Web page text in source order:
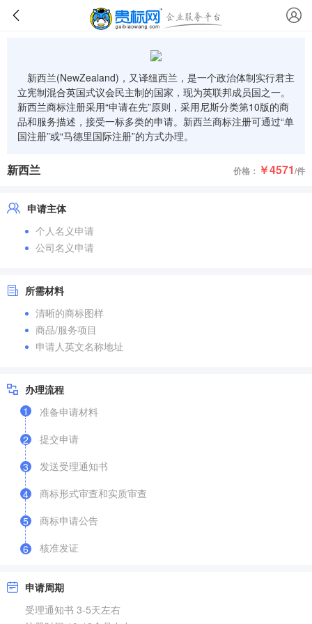
新西兰(NewZealand)，又译纽西兰，是一个政治体制实行君主
立宪制混合英国式议会民主制的国家，现为英联邦成员国之一。
新西兰商标注册采用“申请在先”原则，采用尼斯分类第10版的商
品和服务描述，接受一标多类的申请。新西兰商标注册可通过“单
国注册”或“马德里国际注册”的方式办理。
新西兰 价格： ￥4571/件
申请主体
个人名义申请
公司名义申请
所需材料
清晰的商标图样
商品/服务项目
申请人英文名称地址
办理流程
1
准备申请材料
2
提交申请
3
发送受理通知书
4
商标形式审查和实质审查
5
商标申请公告
6 核准发证
申请周期
受理通知书 3-5天左右